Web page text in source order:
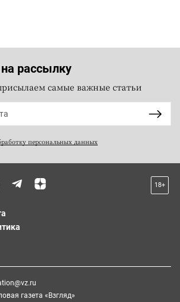
рассылку
самые важные статьи
персональных данных
18+
газета «Взгляд»